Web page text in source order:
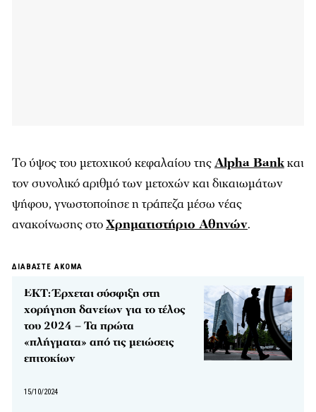
Το ύψος του μετοχικού κεφαλαίου τηςAlpha Bankκαι
τον συνολικό αριθμό των μετοχών και δικαιωμάτων
ψήφου, γνωστοποίησε η τράπεζα μέσω νέας
ανακοίνωσης στοΧρηματιστήριο Αθηνών.
ΔΙΑΒΑΣΤΕ ΑΚΟΜΑ
ΕΚΤ: Έρχεται σύσφιξη στη
χορήγηση δανείων για το τέλος
του 2024 – Τα πρώτα
«πλήγματα» από τις μειώσεις
επιτοκίων
15/10/2024